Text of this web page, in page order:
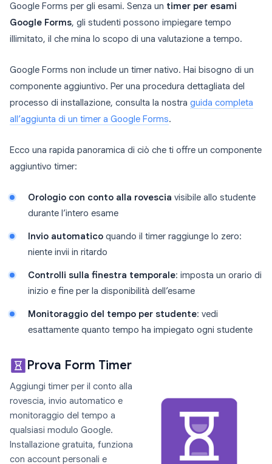
Google Forms per gli esami. Senza un timer per esami
Google Forms, gli studenti possono impiegare tempo
illimitato, il che mina lo scopo di una valutazione a tempo.
Google Forms non include un timer nativo. Hai bisogno di un
componente aggiuntivo. Per una procedura dettagliata del
processo di installazione, consulta la nostra guida completa
all’aggiunta di un timer a Google Forms.
Ecco una rapida panoramica di ciò che ti offre un componente
aggiuntivo timer:
Orologio con conto alla rovescia visibile allo studente
durante l’intero esame
Invio automatico quando il timer raggiunge lo zero:
niente invii in ritardo
Controlli sulla finestra temporale: imposta un orario di
inizio e fine per la disponibilità dell’esame
Monitoraggio del tempo per studente: vedi
esattamente quanto tempo ha impiegato ogni studente
Prova Form Timer
Aggiungi timer per il conto alla
rovescia, invio automatico e
monitoraggio del tempo a
qualsiasi modulo Google.
Installazione gratuita, funziona
con account personali e